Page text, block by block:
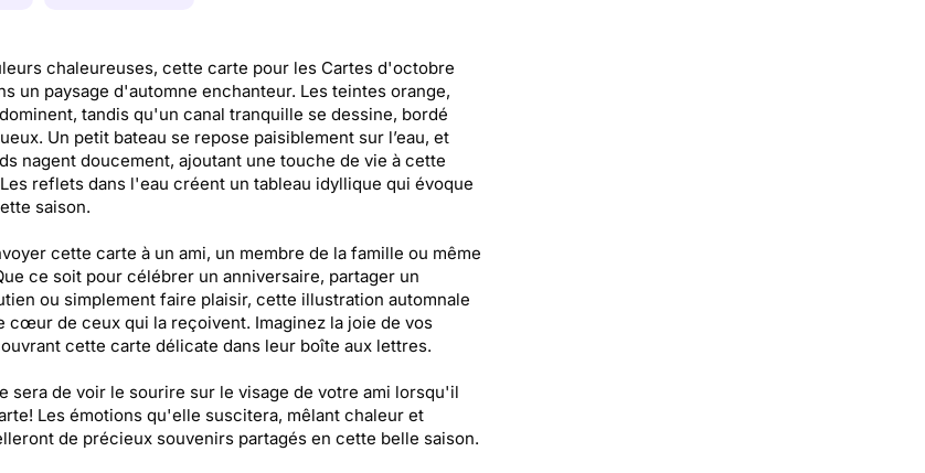
chaleureuses, cette carte pour les Cartes d'octobre
un paysage d'automne enchanteur. Les teintes orange,
tandis qu'un canal tranquille se dessine, bordé
Un petit bateau se repose paisiblement sur l’eau, et
nagent doucement, ajoutant une touche de vie à cette
reflets dans l'eau créent un tableau idyllique qui évoque
saison.
cette carte à un ami, un membre de la famille ou même
ce soit pour célébrer un anniversaire, partager un
ou simplement faire plaisir, cette illustration automnale
cœur de ceux qui la reçoivent. Imaginez la joie de vos
cette carte délicate dans leur boîte aux lettres.
sera de voir le sourire sur le visage de votre ami lorsqu'il
Les émotions qu'elle suscitera, mêlant chaleur et
de précieux souvenirs partagés en cette belle saison.